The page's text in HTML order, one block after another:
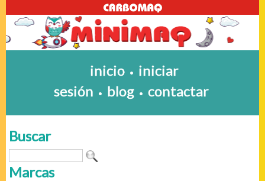
inicio • iniciar
sesión • blog • contactar
Buscar
Marcas